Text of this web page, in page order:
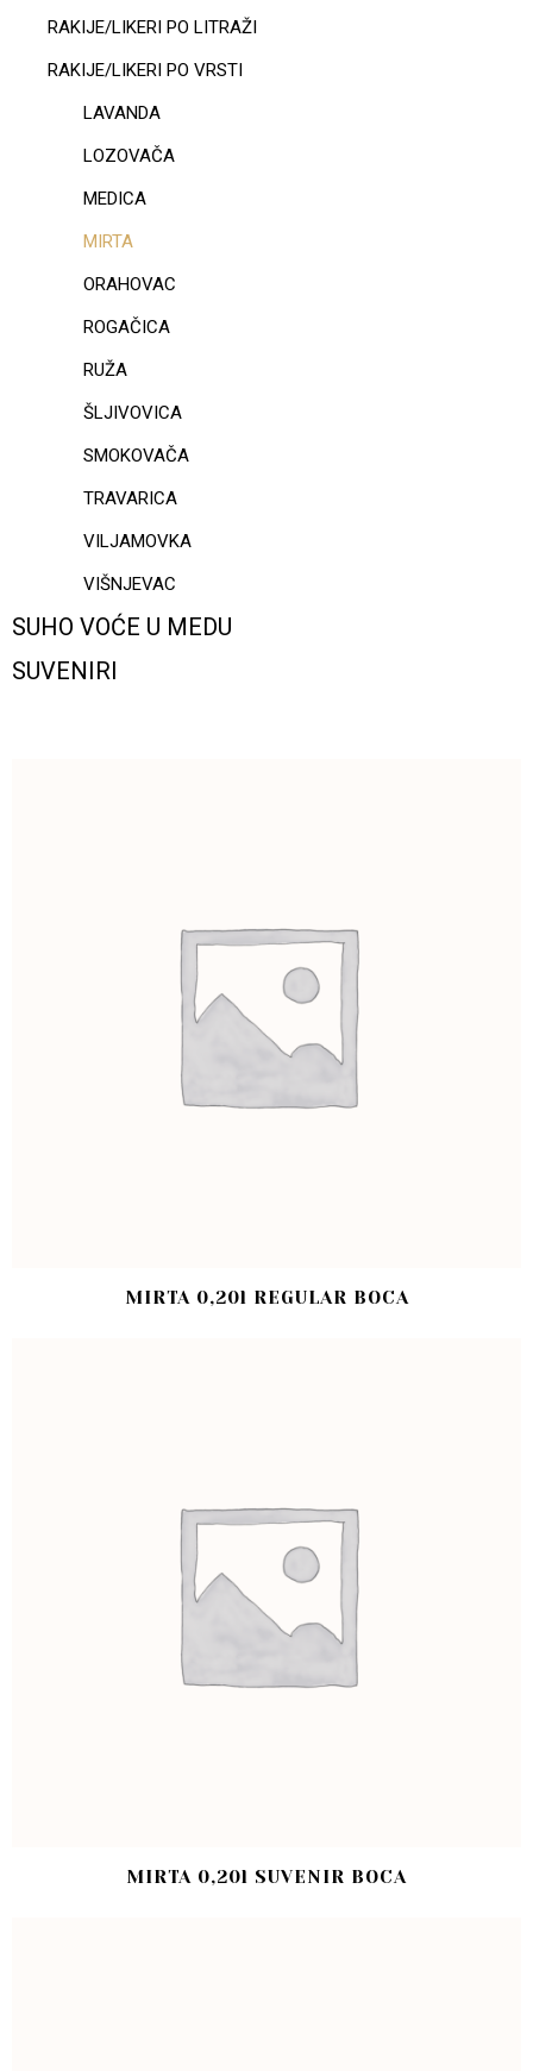
RAKIJE/LIKERI PO LITRAŽI
RAKIJE/LIKERI PO VRSTI
LAVANDA
LOZOVAČA
MEDICA
MIRTA
ORAHOVAC
ROGAČICA
RUŽA
ŠLJIVOVICA
SMOKOVAČA
TRAVARICA
VILJAMOVKA
VIŠNJEVAC
SUHO VOĆE U MEDU
SUVENIRI
MIRTA 0,20l REGULAR BOCA
MIRTA 0,20l SUVENIR BOCA